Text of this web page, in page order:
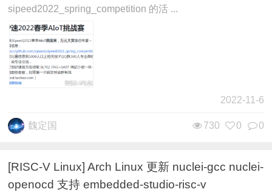
sipeed2022_spring_competition 的活 ...
2022-11-6
魏定国 0
0
730
[RISC-V Linux] Arch Linux 更新 nuclei-gcc nuclei-
openocd 支持 embedded-studio-risc-v